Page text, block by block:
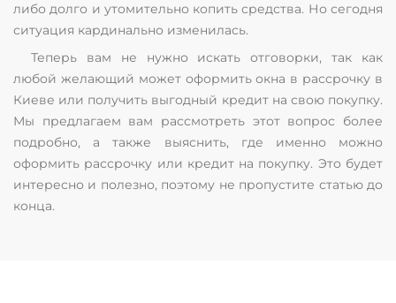
либо долго и утомительно копить средства. Но сегодня
ситуация кардинально изменилась.
Теперь вам не нужно искать отговорки, так как
любой желающий может оформить окна в рассрочку в
Киеве или получить выгодный кредит на свою покупку.
Мы предлагаем вам рассмотреть этот вопрос более
подробно, а также выяснить, где именно можно
оформить рассрочку или кредит на покупку. Это будет
интересно и полезно, поэтому не пропустите статью до
конца.